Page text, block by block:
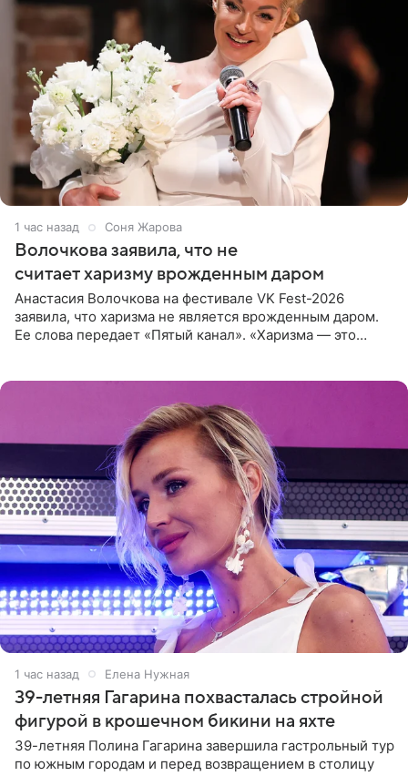
1 час назад Соня Жарова
Волочкова заявила, что не
считает харизму врожденным даром
Анастасия Волочкова на фестивале VK Fest-2026
заявила, что харизма не является врожденным даром.
Ее слова передает «Пятый канал». «Харизма — это
1 час назад Елена Нужная
39-летняя Гагарина похвасталась стройной
фигурой в крошечном бикини на яхте
39-летняя Полина Гагарина завершила гастрольный тур
по южным городам и перед возвращением в столицу